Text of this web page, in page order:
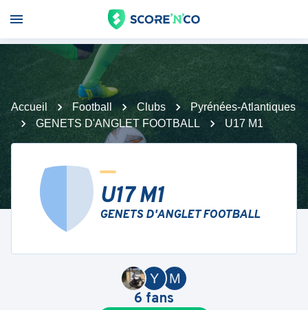
Accueil Football Clubs
Pyrénées-Atlantiques
GENETS D'ANGLET FOOTBALL
U17 M1
U17 M1
GENETS D'ANGLET FOOTBALL
M
Y
6 fans